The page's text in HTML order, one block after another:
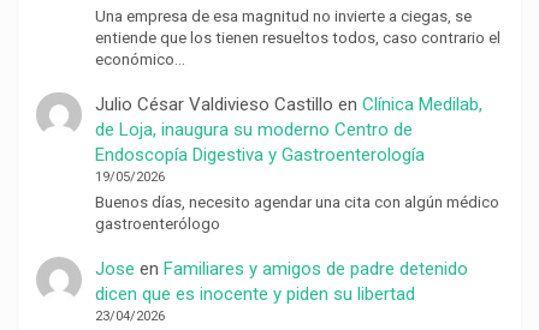
Una empresa de esa magnitud no invierte a ciegas, se
entiende que los tienen resueltos todos, caso contrario el
económico…
Julio César Valdivieso Castillo en Clínica Medilab,
de Loja, inaugura su moderno Centro de
Endoscopía Digestiva y Gastroenterología
19/05/2026
Buenos días, necesito agendar una cita con algún médico
gastroenterólogo
Jose en Familiares y amigos de padre detenido
dicen que es inocente y piden su libertad
23/04/2026